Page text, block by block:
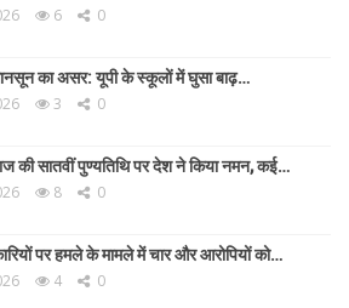
6 0
का असर: यूपी के स्कूलों में घुसा बाढ़…
3 0
की सातवीं पुण्यतिथि पर देश ने किया नमन, कई…
8 0
पर हमले के मामले में चार और आरोपियों को…
4 0